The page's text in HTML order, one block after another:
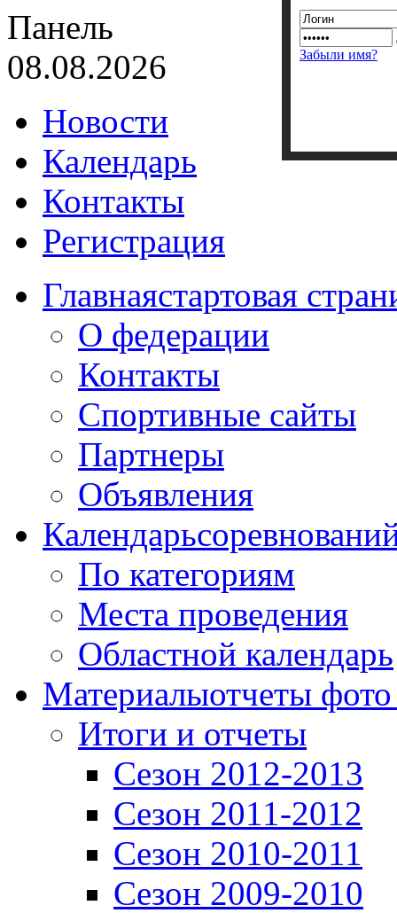
Забыли имя?
Панель
08.08.2026
Новости
Календарь
Контакты
Регистрация
Главнаястартовая
О федерации
Контакты
Спортивные сайты
Партнеры
Объявления
Календарь
По категориям
Места проведения
Областной календарь
Материалыотчеты
Итоги и отчеты
Сезон 2012-2013
Сезон 2011-2012
Сезон 2010-2011
Сезон 2009-2010